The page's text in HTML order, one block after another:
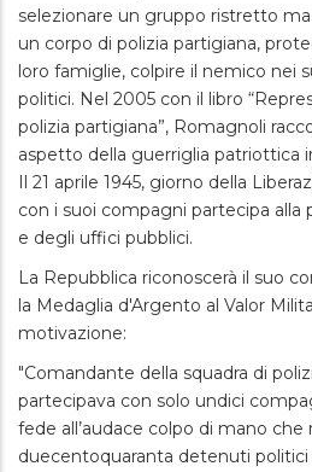
selezionare un gruppo ristretto
un corpo di polizia partigiana,
loro famiglie, colpire il nemico nei
politici. Nel 2005 con il libro
polizia partigiana”, Romagnoli
aspetto della guerriglia patriottica
Il 21 aprile 1945, giorno della
con i suoi compagni partecipa alla
e degli uffici pubblici.
La Repubblica riconoscerà il suo
la Medaglia d'Argento al Valor
motivazione:
"Comandante della squadra di
partecipava con solo undici
fede all’audace colpo di mano che
duecentoquaranta detenuti politici